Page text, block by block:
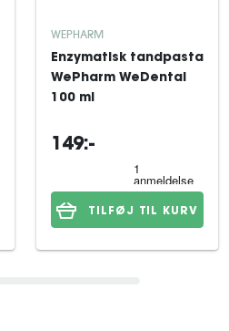
WEPHARM
Enzymatisk tandpasta
WePharm WeDental
100 ml
149:-
TILFØJ TIL KURV